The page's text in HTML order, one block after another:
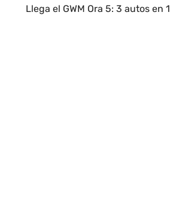
Llega el GWM Ora 5: 3 autos en 1